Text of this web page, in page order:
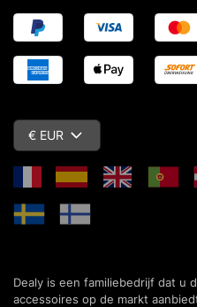
€ EUR
Dealy is een familiebedrijf dat u
accessoires op de markt